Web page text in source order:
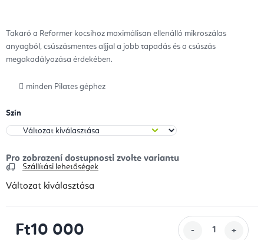
Takaró a Reformer kocsihoz maximálisan ellenálló mikroszálas
anyagból, csúszásmentes aljjal a jobb tapadás és a csúszás
megakadályozása érdekében.
minden Pilates géphez
Szín
Szállítási lehetőségek
Változat kiválasztása
Ft10 000